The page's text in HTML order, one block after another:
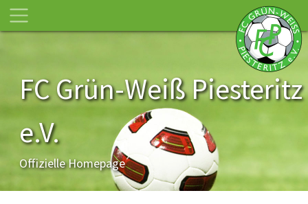
FC Grün-Weiß Piesteritz
e.V.
Offizielle Homepage